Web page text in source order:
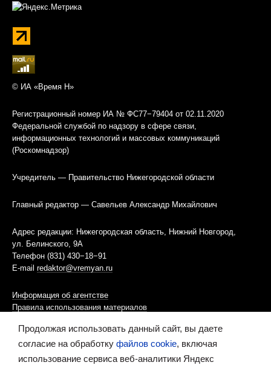
© ИА «Время Н»
Регистрационный номер ИА № ФС77−79404 от 02.11.2020
Федеральной службой по надзору в сфере связи,
информационных технологий и массовых коммуникаций
(Роскомнадзор)
Учредитель — Правительство Нижегородской области
Главный редактор — Савельев Александр Михайлович
Адрес редакции: Нижегородская область, Нижний Новгород,
ул. Белинского, 9А
Телефон (831) 430−18−91
E-mail redaktor@vremyan.ru
Информация об агентстве
Правила использования материалов
Информационная политика использования «cookies»-файлов
Ресурс содержит материалы 16+
Продолжая использовать данный сайт, вы даете
согласие на обработку файлов cookie, включая
использование сервиса веб-аналитики Яндекс